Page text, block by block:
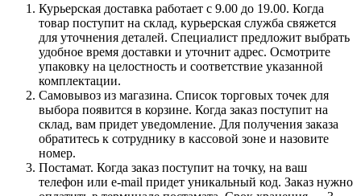
Курьерская доставка работает с 9.00 до 19.00. Когда
товар поступит на склад, курьерская служба свяжется
для уточнения деталей. Специалист предложит выбрать
удобное время доставки и уточнит адрес. Осмотрите
упаковку на целостность и соответствие указанной
комплектации.
Самовывоз из магазина. Список торговых точек для
выбора появится в корзине. Когда заказ поступит на
склад, вам придет уведомление. Для получения заказа
обратитесь к сотруднику в кассовой зоне и назовите
номер.
Постамат. Когда заказ поступит на точку, на ваш
телефон или e-mail придет уникальный код. Заказ нужно